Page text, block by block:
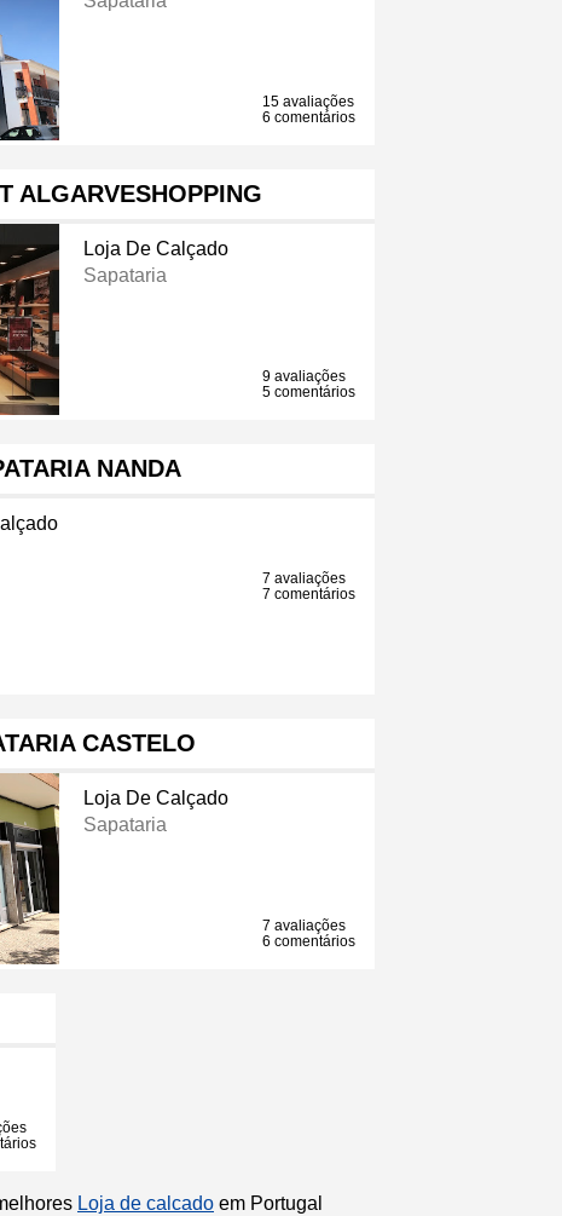
15 avaliações
6 comentários
ALGARVESHOPPING
Loja De Calçado
Sapataria
9 avaliações
5 comentários
NANDA
7 avaliações
7 comentários
CASTELO
Loja De Calçado
Sapataria
7 avaliações
6 comentários
Loja de calcado em Portugal